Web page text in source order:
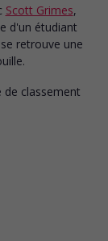
Scott Grimes,
d'un étudiant
retrouve une